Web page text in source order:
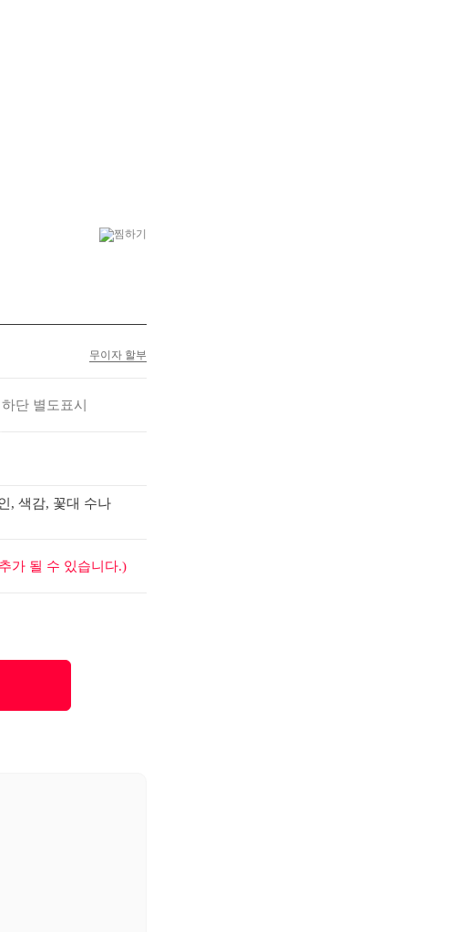
무이자 할부
하단 별도표시
, 색감, 꽃대 수나
가 될 수 있습니다.)